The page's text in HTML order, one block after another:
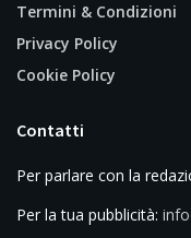
Termini & Condizioni
Privacy Policy
Cookie Policy
Contatti
Per parlare con la
Per la tua pubblicità: